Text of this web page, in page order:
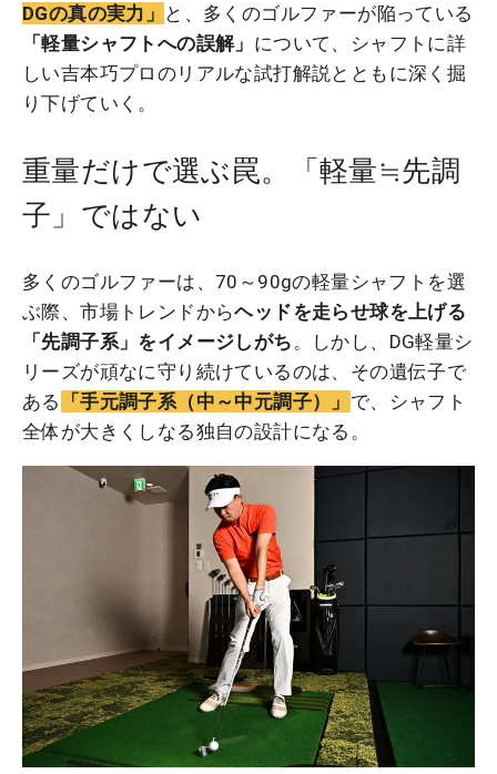
DGの真の実力」 と、多くのゴルファーが陥っている
「軽量シャフトへの誤解」 について、シャフトに詳
しい吉本巧プロのリアルな試打解説とともに深く掘
り下げていく。
重量だけで選ぶ罠。「軽量≒先調
子」ではない
多くのゴルファーは、70～90gの軽量シャフトを選
ぶ際、市場トレンドからヘッドを走らせ球を上げる
「先調子系」をイメージしがち 。しかし、DG軽量シ
リーズが頑なに守り続けているのは、その遺伝子で
ある
「手元調子系（中～中元調子）」 で、シャフト
全体が大きくしなる独自の設計になる。